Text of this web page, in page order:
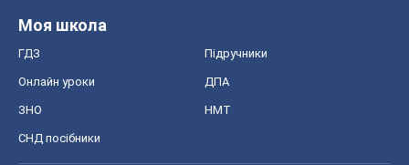
Моя школа
ГДЗ Підручники
Онлайн уроки ДПА
ЗНО НМТ
СНД посібники